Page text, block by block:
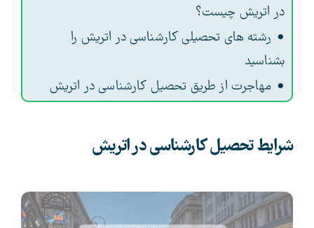
در اتریش چیست؟
رشته های تحصیلی کارشناسی در اتریش را
بشناسید
مهاجرت از طریق تحصیل کارشناسی در اتریش
شرایط تحصیل کارشناسی در اتریش